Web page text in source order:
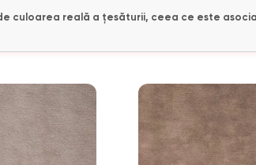
culoarea reală a țesăturii, ceea ce este